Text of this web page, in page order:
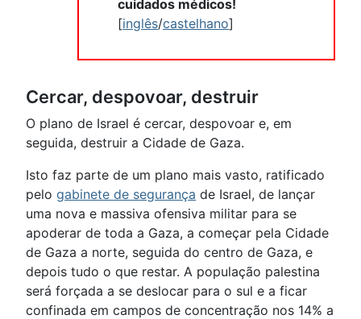
cuidados médicos!
[inglês/castelhano]
Cercar, despovoar, destruir
O plano de Israel é cercar, despovoar e, em
seguida, destruir a Cidade de Gaza.
Isto faz parte de um plano mais vasto, ratificado
pelo gabinete de segurança de Israel, de lançar
uma nova e massiva ofensiva militar para se
apoderar de toda a Gaza, a começar pela Cidade
de Gaza a norte, seguida do centro de Gaza, e
depois tudo o que restar. A população palestina
será forçada a se deslocar para o sul e a ficar
confinada em campos de concentração nos 14% a